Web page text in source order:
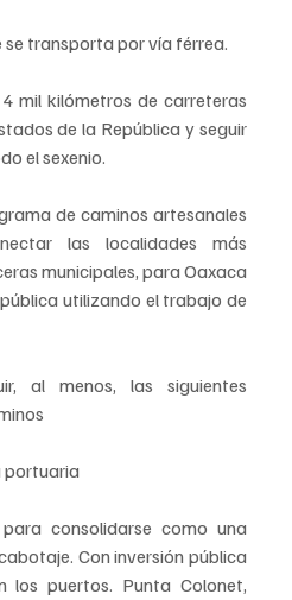
transporta por vía férrea.
mil kilómetros de carreteras
de la República y seguir
el sexenio.
de caminos artesanales
las localidades más
municipales, para Oaxaca
utilizando el trabajo de
al menos, las siguientes
portuaria
consolidarse como una
Con inversión pública
los puertos. Punta Colonet,